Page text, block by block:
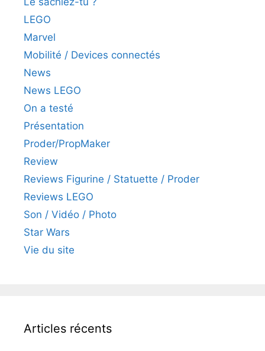
LEGO
Marvel
Mobilité / Devices connectés
News
News LEGO
On a testé
Présentation
Proder/PropMaker
Review
Reviews Figurine / Statuette / Proder
Reviews LEGO
Son / Vidéo / Photo
Star Wars
Vie du site
Articles récents